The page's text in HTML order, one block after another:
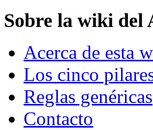
Sobre la wiki del
Acerca de esta
Los cinco
Reglas genéricas
Contacto